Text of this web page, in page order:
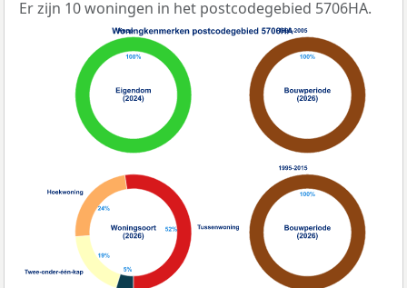
Er zijn 10 woningen in het postcodegebied 5706HA.